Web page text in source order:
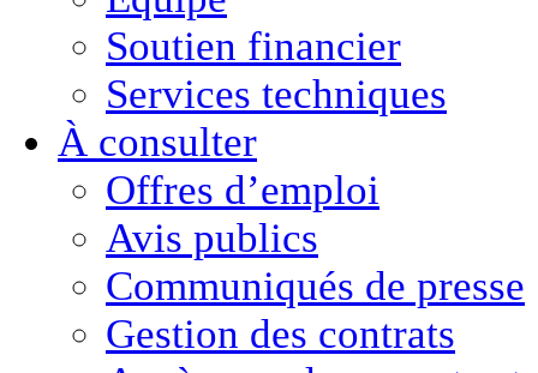
Soutien financier
Services techniques
À consulter
Offres d’emploi
Avis publics
Communiqués de presse
Gestion des contrats